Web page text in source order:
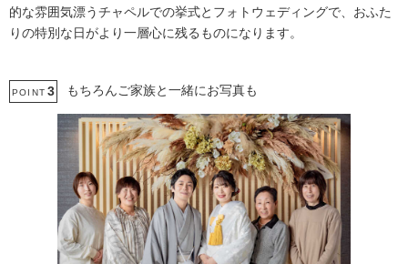
的な雰囲気漂うチャペルでの挙式とフォトウェディングで、おふた
りの特別な日がより一層心に残るものになります。
POINT 3 もちろんご家族と一緒にお写真も